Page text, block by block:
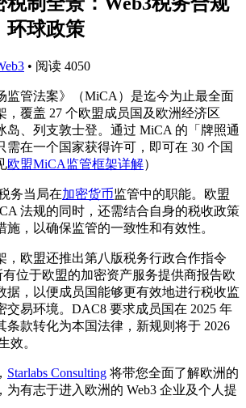
环球政策
• 阅读 4050
监管法案》（MiCA）是迄今为止最全面
，覆盖 27 个欧盟成员国及欧洲经济区
岛、列支敦士登。通过 MiCA 的「牌照通
需在一个国家获得许可，即可在 30 个国
欧盟MiCA监管框架详解）
务当局在加密货币监管中的职能。欧盟
法规的同时，还需结合自身的税收政策
施，以确保监管的一致性和有效性。
，欧盟还推出第八版税务行政合作指令
有位于欧盟的加密资产服务提供商报告欧
据，以便成员国能够更有效地进行税收监
交易环境。DAC8 要求成员国在 2025 年
条款转化为本国法律，新规则将于 2026
效。
Starlabs Consulting 将带您全面了解欧洲的
为有志于进入欧洲的 Web3 企业及个人提